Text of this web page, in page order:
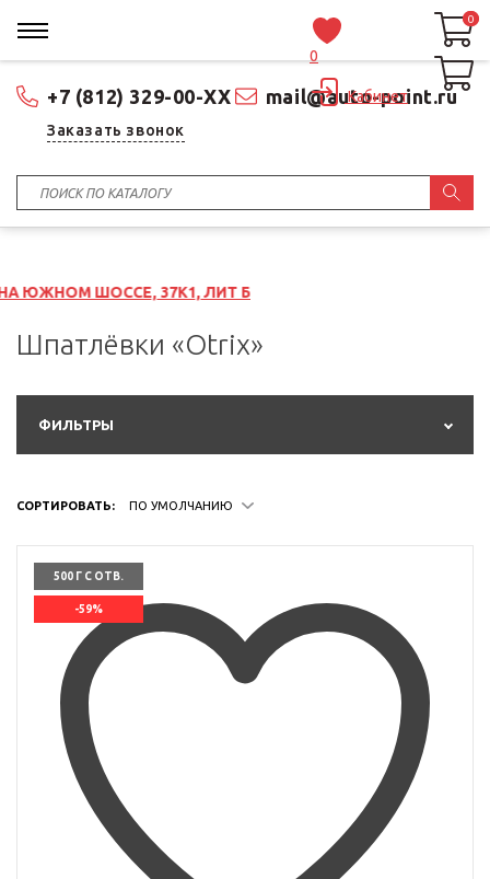
+7 (812) 329-00-XX mail@auto-point.ru
Заказать звонок
0
Кабинет
0
0
37К1, ЛИТ Б
Шпатлёвки «Otrix»
ФИЛЬТРЫ
СОРТИРОВАТЬ: ПО УМОЛЧАНИЮ
500 Г С ОТВ.
-59%